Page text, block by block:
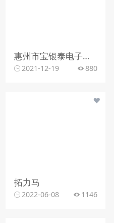
惠州市宝银泰电子有限公司
2021-12-19 880
拓力马
2022-06-08 1146